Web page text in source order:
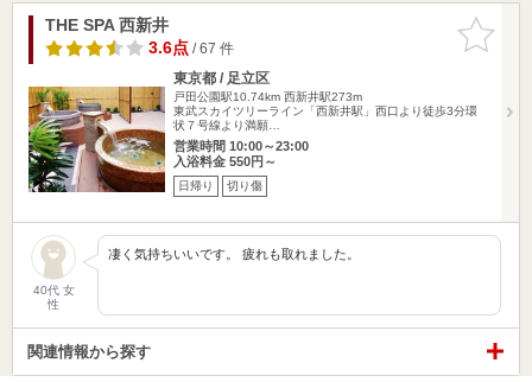
お気に入
りに追加
THE SPA 西新井
3.6点/ 67 件
東京都 / 足立区
戸田公園駅10.74km 西新井駅273m
東武スカイツリーライン「西新井駅」西口より徒歩3分環
状７号線より満願…
営業時間 10:00～23:00
入浴料金 550円～
日帰り 切り傷
40代 女
性
凄く気持ちいいです。 疲れも取れました。
関連情報から探す